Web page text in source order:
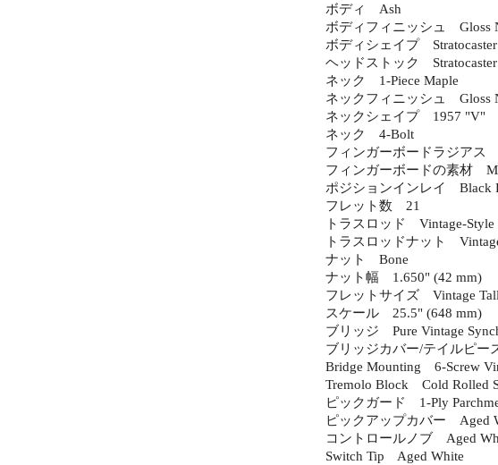
ボディ Ash
ボディフィニッシュ Gloss
ボディシェイプ Stratocaster
ヘッドストック Stratocaster
ネック 1-Piece Maple
ネックフィニッシュ Gloss
ネックシェイプ 1957 "V"
ネック 4-Bolt
フィンガーボードラジアス
フィンガーボードの素材
ポジションインレイ Black
フレット数 21
トラスロッド Vintage-Style
トラスロッドナット
ナット Bone
ナット幅 1.650" (42 mm)
フレットサイズ Vintage Tall
スケール 25.5" (648 mm)
ブリッジ Pure Vintage
ブリッジカバー/テイルピー
Bridge Mounting 6-Screw
Tremolo Block Cold Rolled
ピックガード 1-Ply
ピックアップカバー Aged
コントロールノブ Aged
Switch Tip Aged White